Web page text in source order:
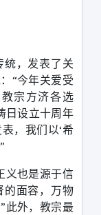
统，发表了关
“今年关爱受
宗方济各选
日设立十周年
，我们以‘希
”
义也是源于信
的面容，万物
” 此外，教宗最